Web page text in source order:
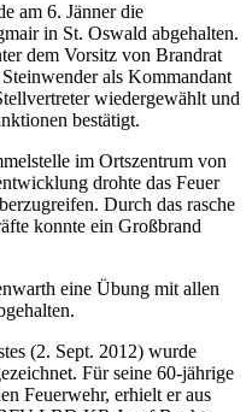
am 6. Jänner die
in St. Oswald abgehalten.
dem Vorsitz von Brandrat
als Kommandant
wiedergewählt und
bestätigt.
im Ortszentrum von
drohte das Feuer
Durch das rasche
konnte ein Großbrand
eine Übung mit allen
(2. Sept. 2012) wurde
Für seine 60-jährige
Feuerwehr, erhielt er aus